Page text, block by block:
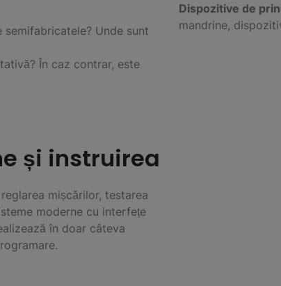
Unde sunt
În caz contrar, este
Dispozitive de
mandrine,
și instruirea
mișcărilor, testarea
moderne cu interfețe
în doar câteva